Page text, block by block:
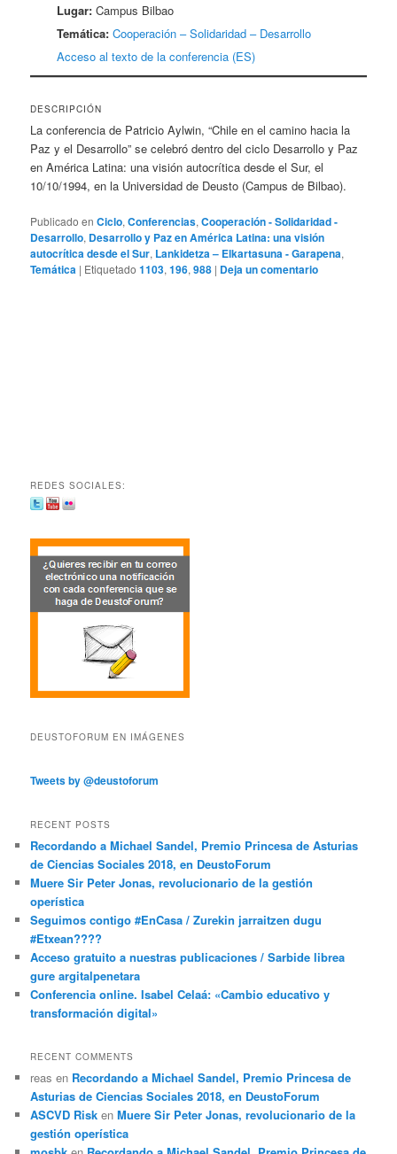
Lugar: Campus Bilbao
Temática: Cooperación – Solidaridad – Desarrollo
Acceso al texto de la conferencia (ES)
DESCRIPCIÓN
La conferencia de Patricio Aylwin, “Chile en el camino hacia la
Paz y el Desarrollo” se celebró dentro del ciclo Desarrollo y Paz
en América Latina: una visión autocrítica desde el Sur, el
10/10/1994, en la Universidad de Deusto (Campus de Bilbao).
Publicado en Ciclo,Conferencias,Cooperación - Solidaridad -
Desarrollo, Desarrollo y Paz en América Latina: una visión
autocrítica desde el Sur, Lankidetza – Elkartasuna - Garapena,
Temática | Etiquetado 1103,196,988 | Deja un comentario
REDES SOCIALES:
DEUSTOFORUM EN IMÁGENES
Tweets by @deustoforum
RECENT POSTS
Recordando a Michael Sandel, Premio Princesa de Asturias
de Ciencias Sociales 2018, en DeustoForum
Muere Sir Peter Jonas, revolucionario de la gestión
operística
Seguimos contigo #EnCasa / Zurekin jarraitzen dugu
#Etxean????
Acceso gratuito a nuestras publicaciones / Sarbide librea
gure argitalpenetara
Conferencia online. Isabel Celaá: «Cambio educativo y
transformación digital»
RECENT COMMENTS
reas en Recordando a Michael Sandel, Premio Princesa de
Asturias de Ciencias Sociales 2018, en DeustoForum
ASCVD Risk enMuere Sir Peter Jonas, revolucionario de la
gestión operística